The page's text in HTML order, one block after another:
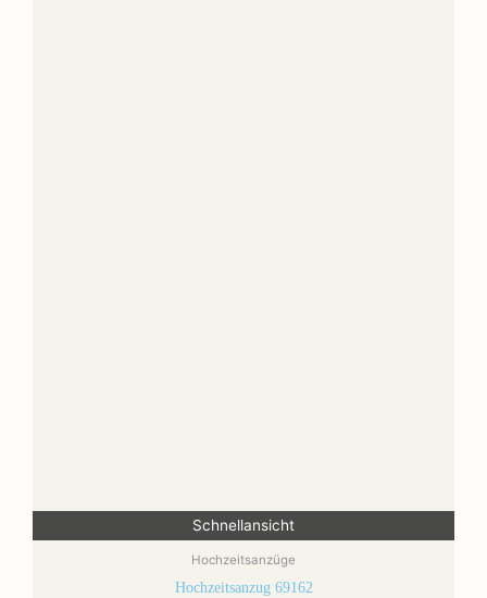
Schnellansicht
Hochzeitsanzüge
Hochzeitsanzug 69162